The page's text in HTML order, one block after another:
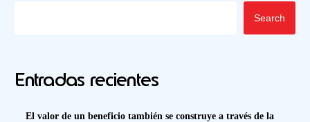
Search
Entradas recientes
El valor de un beneficio también se construye a través de la